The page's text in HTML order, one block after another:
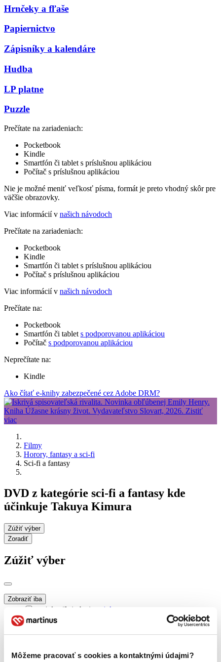
Môžeme pracovať s cookies a kontaktnými údajmi?
Hrnčeky a fľaše
Papiernictvo
Zápisníky a kalendáre
Hudba
LP platne
Puzzle
Prečítate na zariadeniach:
Pocketbook
Kindle
Smartfón či tablet s príslušnou aplikáciou
Počítač s príslušnou aplikáciou
Nie je možné meniť veľkosť písma, formát je preto vhodný skôr pre
väčšie obrazovky.
Viac informácií v našich návodoch
Prečítate na zariadeniach:
Pocketbook
Kindle
Smartfón či tablet s príslušnou aplikáciou
Počítač s príslušnou aplikáciou
Viac informácií v našich návodoch
Prečítate na:
Pocketbook
Smartfón či tablet s podporovanou aplikáciou
Počítač s podporovanou aplikáciou
Neprečítate na:
Kindle
Ako čítať e-knihy zabezpečené cez Adobe DRM?
Filmy
Horory, fantasy a sci-fi
Sci-fi a fantasy
DVD z kategórie sci-fi a fantasy kde
účinkuje Takuya Kimura
Zúžiť výber
Zoradiť
Zúžiť výber
Zobraziť iba
novinky (0 titulov)
novinky
zľavnené tituly (0 titulov)
Dostupnosť
predpredaj (0 titulov)predpredaj